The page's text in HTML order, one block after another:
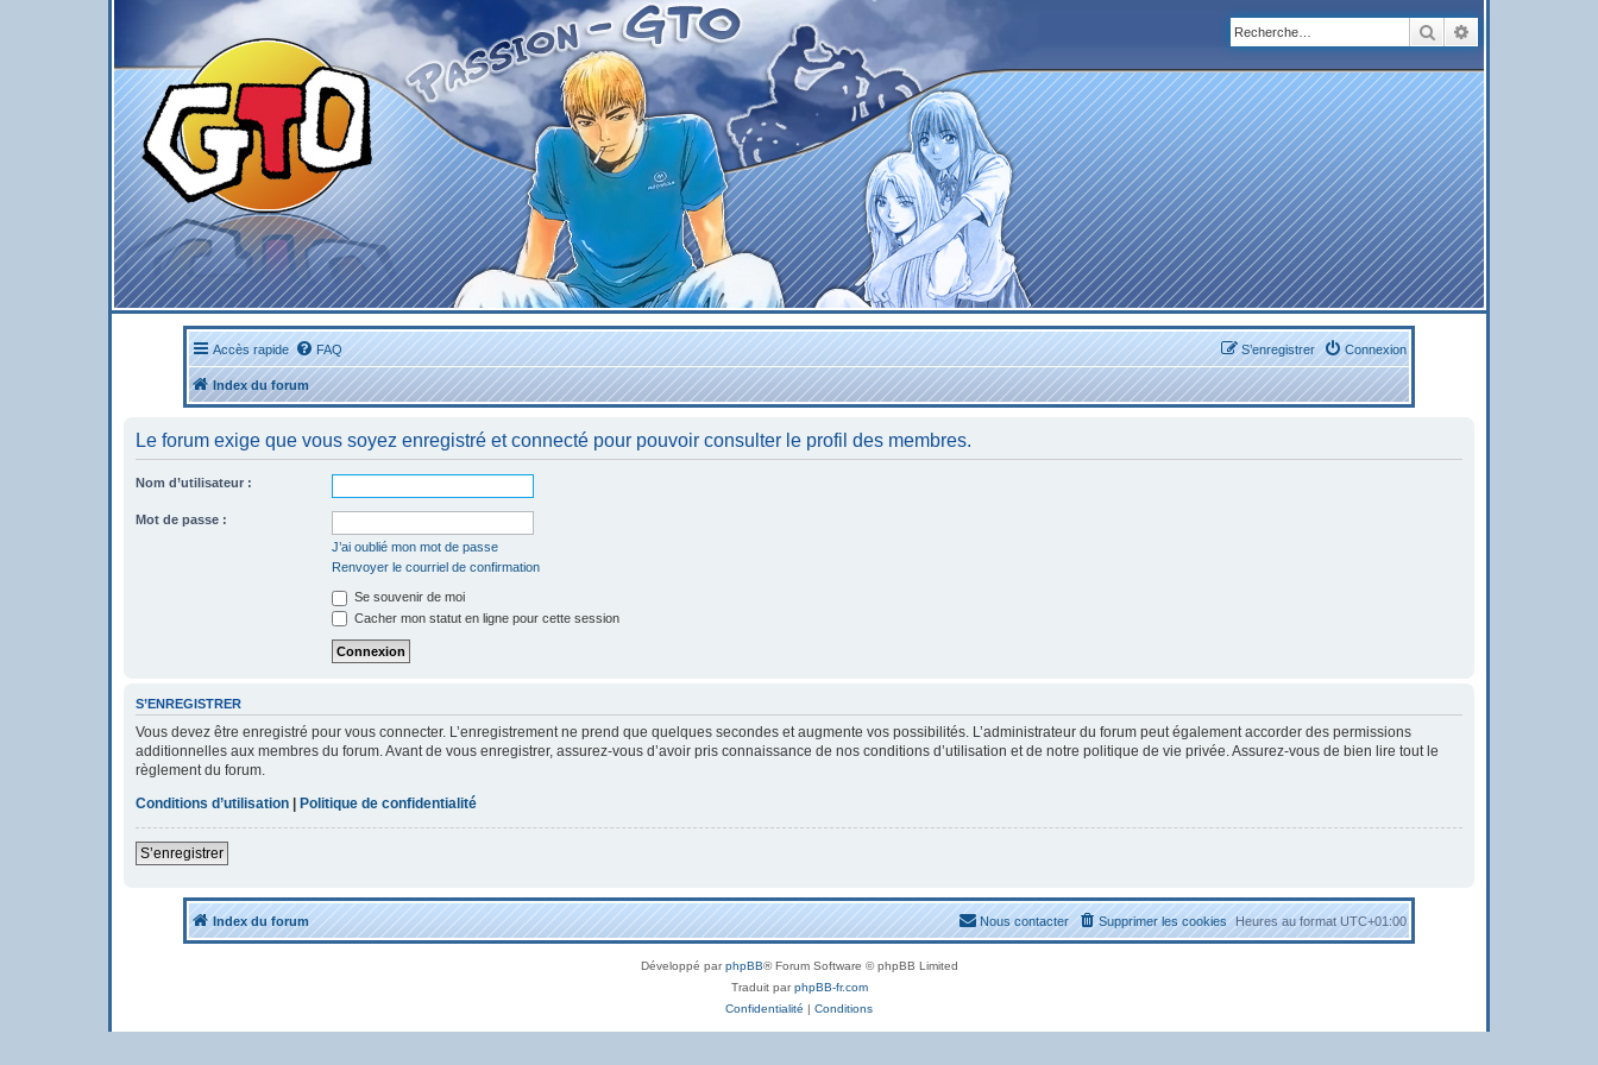
Rechercher
Accès rapide FAQ Connexion
S’enregistrer
Index du forum
Le forum exige que vous soyez enregistré et connecté pour pouvoir consulter le profil des membres.
Nom d’utilisateur :
Mot de passe :
J’ai oublié mon mot de passe
Renvoyer le courriel de confirmation
Se souvenir de moi
Cacher mon statut en ligne pour cette session
S’ENREGISTRER
Vous devez être enregistré pour vous connecter. L’enregistrement ne prend que quelques secondes et augmente vos possibilités. L’administrateur du forum peut également accorder des permissions
additionnelles aux membres du forum. Avant de vous enregistrer, assurez-vous d’avoir pris connaissance de nos conditions d’utilisation et de notre politique de vie privée. Assurez-vous de bien lire tout le
règlement du forum.
Conditions d’utilisation | Politique de confidentialité
S’enregistrer
Index du forum Heures au formatUTC+01:00
Supprimer les cookies
Nous contacter
Développé parphpBB® Forum Software © phpBB Limited
Traduit parphpBB-fr.com
Confidentialité | Conditions